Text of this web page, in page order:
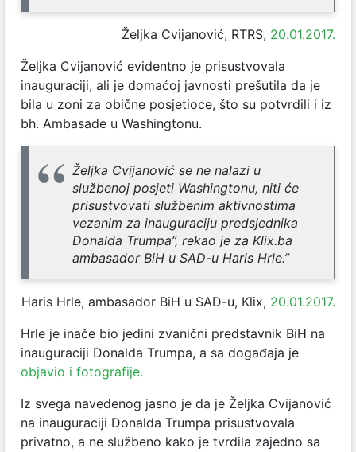
Željka Cvijanović, RTRS, 20.01.2017.
Željka Cvijanović evidentno je prisustvovala
inauguraciji, ali je domaćoj javnosti prešutila da je
bila u zoni za obične posjetioce, što su potvrdili i iz
bh. Ambasade u Washingtonu.
Željka Cvijanović se ne nalazi u
službenoj posjeti Washingtonu, niti će
prisustvovati službenim aktivnostima
vezanim za inauguraciju predsjednika
Donalda Trumpa”, rekao je za Klix.ba
ambasador BiH u SAD-u Haris Hrle.”
Haris Hrle, ambasador BiH u SAD-u, Klix, 20.01.2017.
Hrle je inače bio jedini zvanični predstavnik BiH na
inauguraciji Donalda Trumpa, a sa događaja je
objavio i fotografije.
Iz svega navedenog jasno je da je Željka Cvijanović
na inauguraciji Donalda Trumpa prisustvovala
privatno, a ne službeno kako je tvrdila zajedno sa